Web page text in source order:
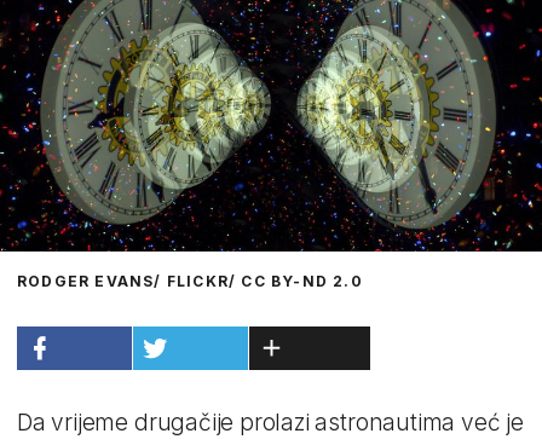
RODGER EVANS/ FLICKR/ CC BY-ND 2.0
Da vrijeme drugačije prolazi astronautima već je